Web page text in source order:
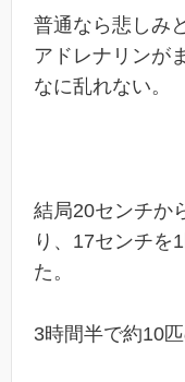
普通なら悲しみ
アドレナリンが
なに乱れない。
結局20センチか
り、17センチを
た。
3時間半で約10